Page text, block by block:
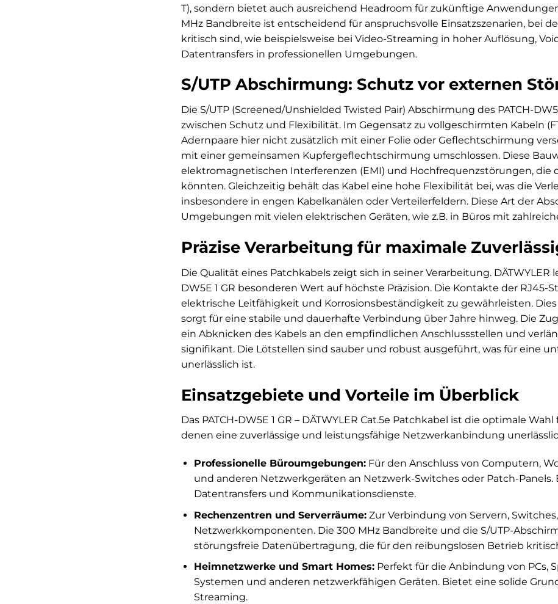
T), sondern bietet auch ausreichend Headroom für zukünftige
MHz Bandbreite ist entscheidend für anspruchsvolle Einsatzszenarien, bei
kritisch sind, wie beispielsweise bei Video-Streaming in hoher Auflösung,
Datentransfers in professionellen Umgebungen.
S/UTP Abschirmung: Schutz vor externen
Die S/UTP (Screened/Unshielded Twisted Pair) Abschirmung des PATCH-
zwischen Schutz und Flexibilität. Im Gegensatz zu vollgeschirmten Kabeln
Adernpaare hier nicht zusätzlich mit einer Folie oder Geflechtschirmung
mit einer gemeinsamen Kupfergeflechtschirmung umschlossen. Diese
elektromagnetischen Interferenzen (EMI) und Hochfrequenzstörungen,
könnten. Gleichzeitig behält das Kabel eine hohe Flexibilität bei, was die
insbesondere in engen Kabelkanälen oder Verteilerfeldern. Diese Art der
Umgebungen mit vielen elektrischen Geräten, wie z.B. in Büros mit
Präzise Verarbeitung für maximale
Die Qualität eines Patchkabels zeigt sich in seiner Verarbeitung. DÄTWYLER
DW5E 1 GR besonderen Wert auf höchste Präzision. Die Kontakte der
elektrische Leitfähigkeit und Korrosionsbeständigkeit zu gewährleisten.
sorgt für eine stabile und dauerhafte Verbindung über Jahre hinweg. Die
ein Abknicken des Kabels an den empfindlichen Anschlussstellen und
signifikant. Die Lötstellen sind sauber und robust ausgeführt, was für eine
unerlässlich ist.
Einsatzgebiete und Vorteile im Überblick
Das PATCH-DW5E 1 GR – DÄTWYLER Cat.5e Patchkabel ist die optimale
denen eine zuverlässige und leistungsfähige Netzwerkanbindung
Professionelle Büroumgebungen:Für den Anschluss von Computern,
und anderen Netzwerkgeräten an Netzwerk-Switches oder Patch-
Datentransfers und Kommunikationsdienste.
Rechenzentren und Serverräume:Zur Verbindung von Servern,
Netzwerkkomponenten. Die 300 MHz Bandbreite und die S/UTP-
störungsfreie Datenübertragung, die für den reibungslosen Betrieb
Heimnetzwerke und Smart Homes:Perfekt für die Anbindung von PCs,
Systemen und anderen netzwerkfähigen Geräten. Bietet eine solide
Streaming.